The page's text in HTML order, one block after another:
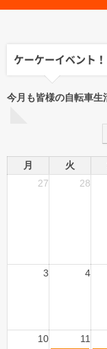
ケーケーイベント！
今月も皆様の自転車生
月 火
27
28
3 4
10 11